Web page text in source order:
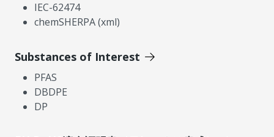
IEC-62474
chemSHERPA (xml)
Substances of Interest
PFAS
DBDPE
DP